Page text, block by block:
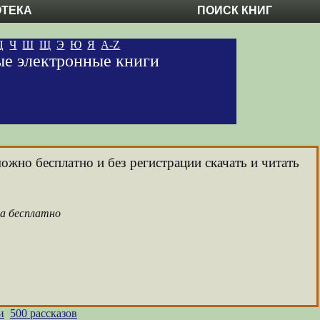
ПОИСК КНИГ
Ч Ш Щ Э Ю Я A-Z
электронные книги
бесплатно и без регистрации скачать и читать
бесплатно
500 рассказов